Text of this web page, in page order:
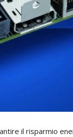
il risparmio